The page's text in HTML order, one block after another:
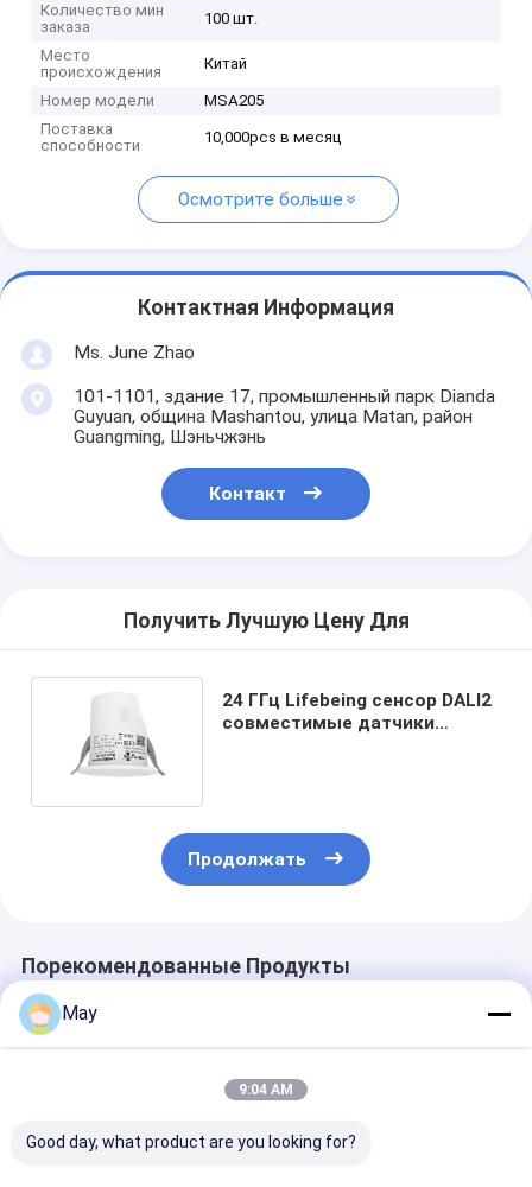
Количество мин
заказа
100 шт.
Место
происхождения
Китай
Номер модели
MSA205
Поставка
способности
10,000pcs в месяц
Осмотрите больше
Контактная Информация
Ms. June Zhao
101-1101, здание 17, промышленный парк Dianda
Guyuan, община Mashantou, улица Matan, район
Guangming, Шэньчжэнь
Контакт
Получить Лучшую Цену Для
24 ГГц Lifebeing сенсор DALI2
совместимые датчики
Продолжать
Порекомендованные Продукты
May
9:04 AM
Good day, what product are you looking for?